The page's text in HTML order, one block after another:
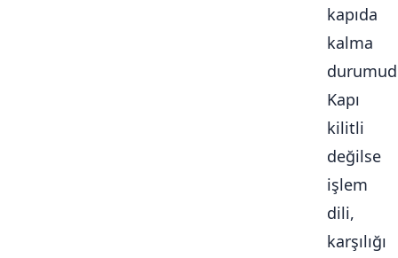
kapıda
kalma
Kapı
kilitli
değilse
işlem
dili,
karşılığı